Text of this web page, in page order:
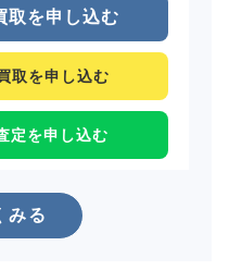
取を申し込む
取を申し込む
定を申し込む
みる